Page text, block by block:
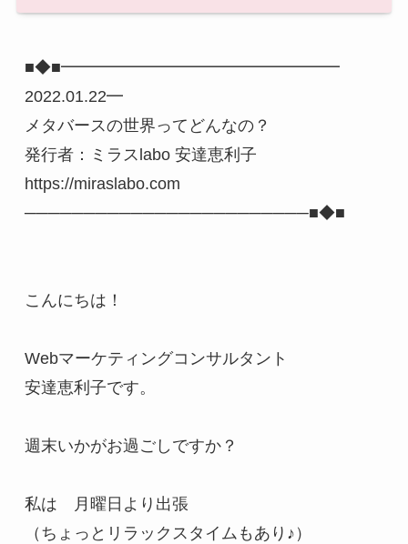
■◆■━━━━━━━━━━━━━━━━━
2022.01.22━
メタバースの世界ってどんなの？
発行者：ミラスlabo 安達恵利子
https://miraslabo.com
────────────────────────■◆■
こんにちは！
Webマーケティングコンサルタント
安達恵利子です。
週末いかがお過ごしですか？
私は　月曜日より出張
（ちょっとリラックスタイムもあり♪）